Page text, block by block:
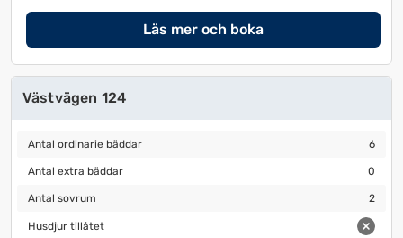
Läs mer och boka
Västvägen 124
Antal ordinarie bäddar
Antal ordinarie bäddar 6
Antal extra bäddar
Antal extra bäddar 0
Antal sovrum
Antal sovrum 2
Husdjur tillåtet
Husdjur tillåtet